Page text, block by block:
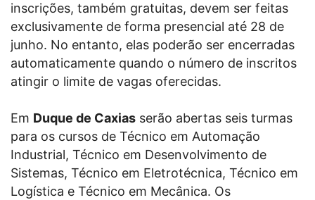
inscrições, também gratuitas, devem ser feitas
exclusivamente de forma presencial até 28 de
junho. No entanto, elas poderão ser encerradas
automaticamente quando o número de inscritos
atingir o limite de vagas oferecidas.
Em Duque de Caxias serão abertas seis turmas
para os cursos de Técnico em Automação
Industrial, Técnico em Desenvolvimento de
Sistemas, Técnico em Eletrotécnica, Técnico em
Logística e Técnico em Mecânica. Os